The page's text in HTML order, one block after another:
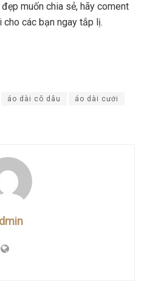
muốn chia sẻ, hãy coment
các bạn ngay tắp lị.
áo dài cô dâu áo dài cưới